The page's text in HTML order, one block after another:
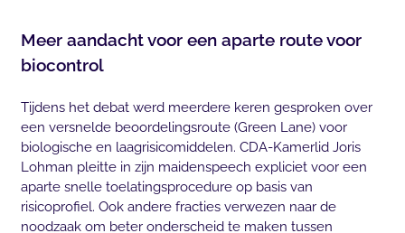
Meer aandacht voor een aparte route voor
biocontrol
Tijdens het debat werd meerdere keren gesproken over
een versnelde beoordelingsroute (Green Lane) voor
biologische en laagrisicomiddelen. CDA-Kamerlid Joris
Lohman pleitte in zijn maidenspeech expliciet voor een
aparte snelle toelatingsprocedure op basis van
risicoprofiel. Ook andere fracties verwezen naar de
noodzaak om beter onderscheid te maken tussen